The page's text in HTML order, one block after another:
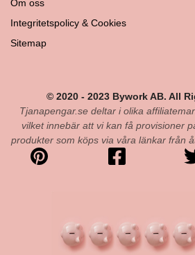
Om oss
Integritetspolicy & Cookies
Sitemap
© 2020 - 2023 Bywork AB. All
Tjanapengar.se deltar i olika
vilket innebär att vi kan få provisioner
produkter som köps via våra länkar från